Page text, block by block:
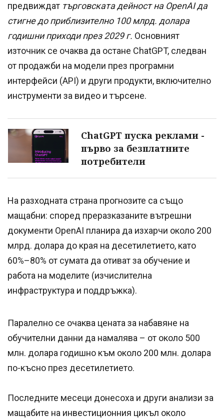
предвиждат търговската дейност на OpenAI да
стигне до приблизително 100 млрд. долара
годишни приходи през 2029 г. Основният
източник се очаква да остане ChatGPT, следван
от продажби на модели през програмни
интерфейси (API) и други продукти, включително
инструменти за видео и търсене.
ChatGPT пуска реклами -
първо за безплатните
потребители
На разходната страна прогнозите са също
мащабни: според преразказаните вътрешни
документи OpenAI планира да изхарчи около 200
млрд. долара до края на десетилетието, като
60%–80% от сумата да отиват за обучение и
работа на моделите (изчислителна
инфраструктура и поддръжка).
Паралелно се очаква цената за набавяне на
обучителни данни да намалява – от около 500
млн. долара годишно към около 200 млн. долара
по-късно през десетилетието.
Последните месеци донесоха и други анализи за
мащабите на инвестиционния цикъл около